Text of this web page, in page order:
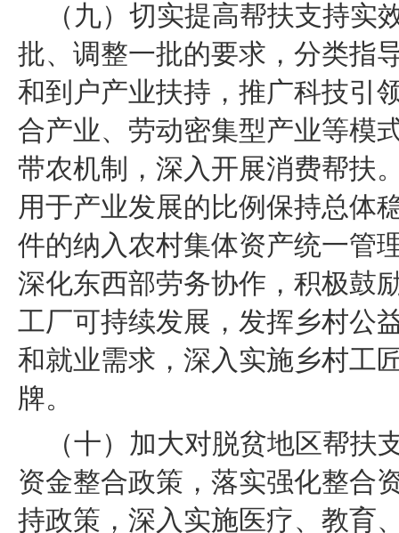
（九）切实提高帮扶支持
批、调整一批的要求，分类指
和到户产业扶持，推广科技引
合产业、劳动密集型产业等模
带农机制，深入开展消费帮扶
用于产业发展的比例保持总体
件的纳入农村集体资产统一管
深化东西部劳务协作，积极鼓
工厂可持续发展，发挥乡村公
和就业需求，深入实施乡村工
牌。
（十）加大对脱贫地区帮
资金整合政策，落实强化整合
持政策，深入实施医疗、教育